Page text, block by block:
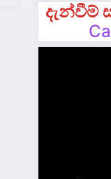
දැන්වීම්